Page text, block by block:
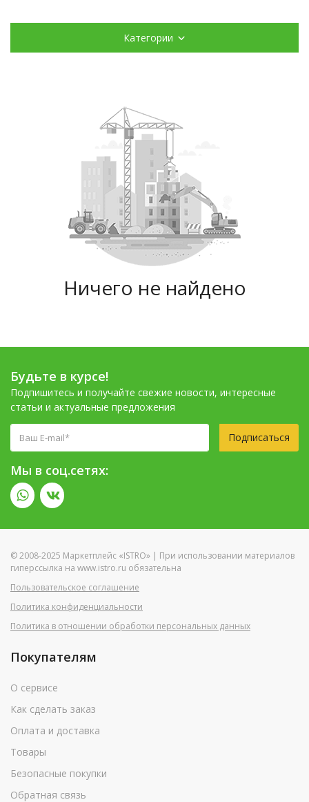
Категории
Ничего не найдено
Будьте в курсе!
Подпишитесь и получайте свежие новости, интересные
статьи и актуальные предложения
Подписаться
Мы в соц.сетях:
© 2008-2025 Маркетплейс «ISTRO» | При использовании материалов
гиперссылка на www.istro.ru обязательна
Пользовательское соглашение
Политика конфиденциальности
Политика в отношении обработки персональных данных
Покупателям
О сервисе
Как сделать заказ
Оплата и доставка
Товары
Безопасные покупки
Обратная связь